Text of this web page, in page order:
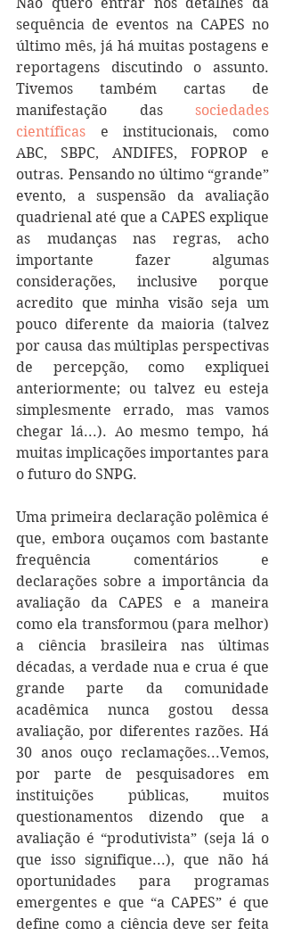
sequência de eventos na CAPES no
último mês, já há muitas postagens e
reportagens discutindo o assunto.
Tivemos também cartas de
manifestação das sociedades
científicas e institucionais, como
ABC, SBPC, ANDIFES, FOPROP e
outras. Pensando no último “grande”
evento, a suspensão da avaliação
quadrienal até que a CAPES explique
as mudanças nas regras, acho
importante fazer algumas
considerações, inclusive porque
acredito que minha visão seja um
pouco diferente da maioria (talvez
por causa das múltiplas perspectivas
de percepção, como expliquei
anteriormente; ou talvez eu esteja
simplesmente errado, mas vamos
chegar lá...). Ao mesmo tempo, há
muitas implicações importantes para
o futuro do SNPG.
Uma primeira declaração polêmica é
que, embora ouçamos com bastante
frequência comentários e
declarações sobre a importância da
avaliação da CAPES e a maneira
como ela transformou (para melhor)
a ciência brasileira nas últimas
décadas, a verdade nua e crua é que
grande parte da comunidade
acadêmica nunca gostou dessa
avaliação, por diferentes razões. Há
30 anos ouço reclamações...Vemos,
por parte de pesquisadores em
instituições públicas, muitos
questionamentos dizendo que a
avaliação é “produtivista” (seja lá o
que isso signifique...), que não há
oportunidades para programas
emergentes e que “a CAPES” é que
define como a ciência deve ser feita